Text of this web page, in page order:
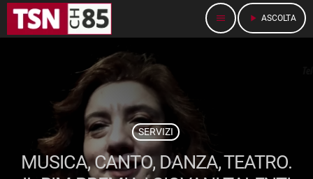
menu play_arrow ASCOLTA
SERVIZI
MUSICA, CANTO, DANZA, TEATRO.